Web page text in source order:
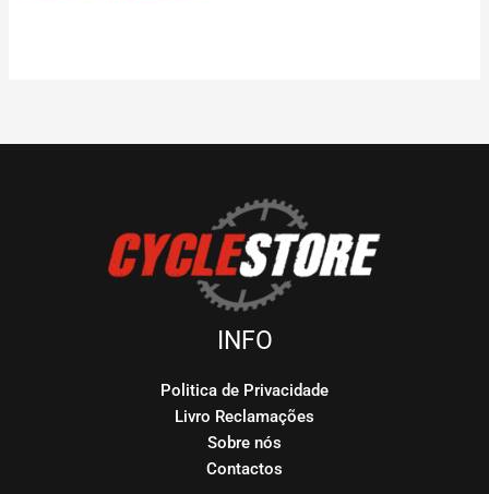
INFO
Politica de Privacidade
Livro Reclamações
Sobre nós
Contactos